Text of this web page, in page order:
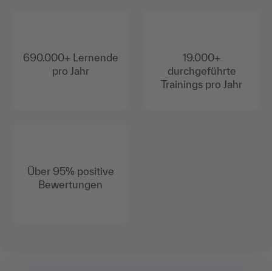
690.000+ Lernende
pro Jahr
Über 95% positive
Bewertungen
19.000+
durchgeführte
Trainings pro Jahr